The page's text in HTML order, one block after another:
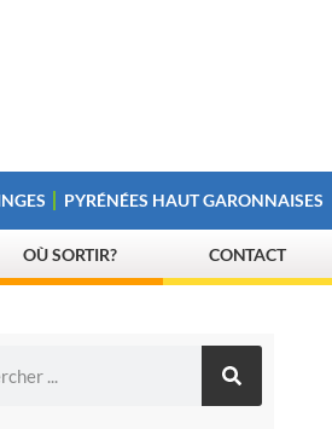
PYRÉNÉES HAUT GARONNAISES
OÙ SORTIR? CONTACT